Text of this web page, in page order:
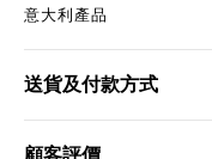
意大利產品
送貨及付款方式